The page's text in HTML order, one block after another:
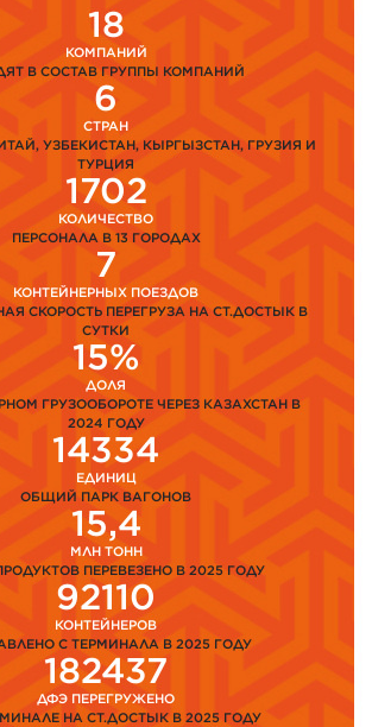
18
КОМПАНИЙ
В СОСТАВ ГРУППЫ КОМПАНИЙ
6
СТРАН
УЗБЕКИСТАН, КЫРГЫЗСТАН, ГРУЗИЯ И
ТУРЦИЯ
1702
КОЛИЧЕСТВО
ПЕРСОНАЛА В 13 ГОРОДАХ
7
КОНТЕЙНЕРНЫХ ПОЕЗДОВ
СКОРОСТЬ ПЕРЕГРУЗА НА СТ.ДОСТЫК В
СУТКИ
15%
ДОЛЯ
ГРУЗООБОРОТЕ ЧЕРЕЗ КАЗАХСТАН В
2024 ГОДУ
14334
ЕДИНИЦ
ОБЩИЙ ПАРК ВАГОНОВ
15,4
МЛН ТОНН
ПЕРЕВЕЗЕНО В 2025 ГОДУ
92110
КОНТЕЙНЕРОВ
С ТЕРМИНАЛА В 2025 ГОДУ
182437
ДФЭ ПЕРЕГРУЖЕНО
НА СТ.ДОСТЫК В 2025 ГОДУ